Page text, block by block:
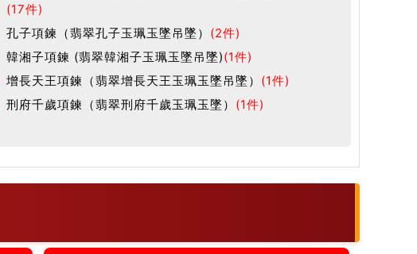
(17件)
孔子項鍊（翡翠孔子玉珮玉墜吊墜） (2件)
韓湘子項鍊 (翡翠韓湘子玉珮玉墜吊墜)(1件)
增長天王項鍊（翡翠增長天王玉珮玉墜吊墜） (1件)
刑府千歲項鍊（翡翠刑府千歲玉珮玉墜） (1件)